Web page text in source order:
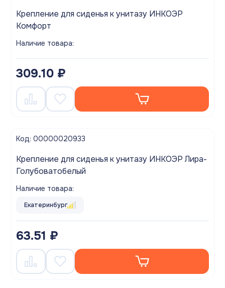
Крепление для сиденья к унитазу ИНКОЭР
Комфорт
Наличие товара:
309.10 ₽
Код: 00000020933
Крепление для сиденья к унитазу ИНКОЭР Лира-
Голубоватобелый
Наличие товара:
Екатеринбург
63.51 ₽